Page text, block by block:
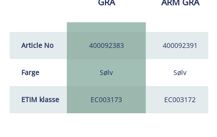
Article No
Farge
ETIM klasse
400092383
Sølv
EC003173
400092391
Sølv
EC003172